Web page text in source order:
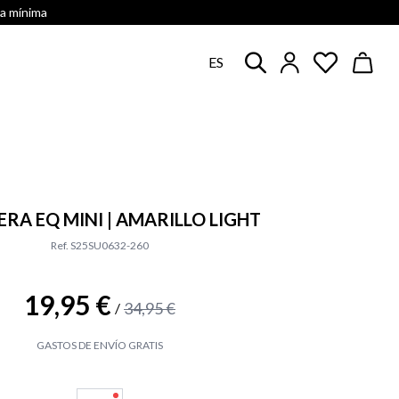
mínima
ES
EQ MINI | AMARILLO LIGHT
Ref. S25SU0632-260
19,95 € / 34,95 €
GASTOS DE ENVÍO GRATIS